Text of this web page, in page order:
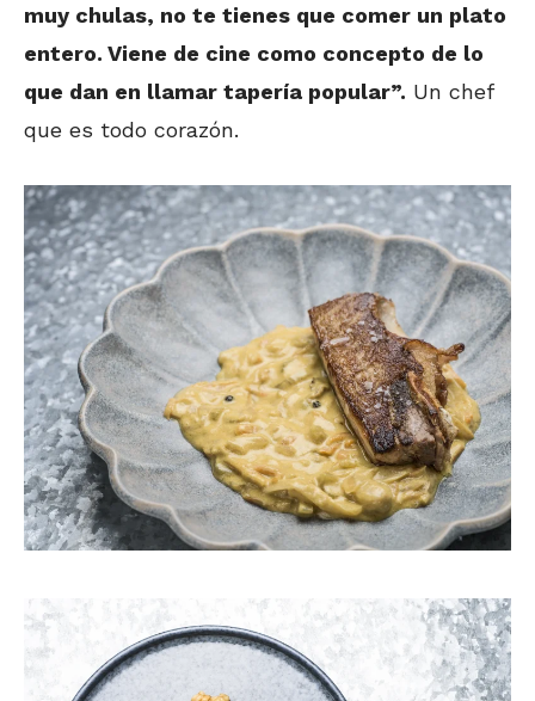
muy chulas, no te tienes que comer un plato
entero. Viene de cine como concepto de lo
que dan en llamar tapería popular”. Un chef
que es todo corazón.